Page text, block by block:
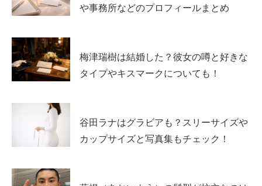
や事務所などのプロフィールまとめ
梅津瑞樹は結婚した？彼女の噂と好きな
タイプやキスマークについても！
谷田ラナはグラビアも？スリーサイズや
カップサイズと写真集もチェック！